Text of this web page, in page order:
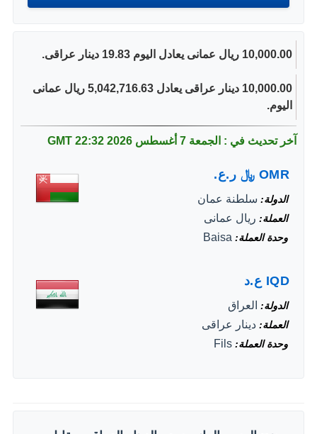
10,000.00 ريال عمانى يعادل اليوم 19.83 دينار عراقى.
10,000.00 دينار عراقى يعادل 5,042,716.63 ريال عمانى
اليوم.
آخر تحديث في : الجمعة 7 أغسطس 2026 22:32 GMT
OMR ﷼ ر.ع.
الدولة سلطنة عمان
العملة ريال عمانى
وحدة العملة Baisa
IQD ع.د
الدولة العراق
العملة دينار عراقى
وحدة العملة Fils